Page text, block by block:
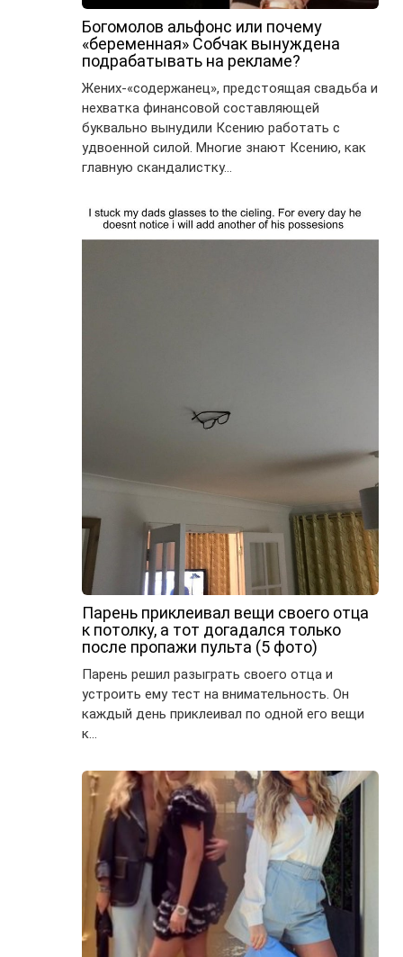
Богомолов альфонс или почему
«беременная» Собчак вынуждена
подрабатывать на рекламе?
Жених-«содержанец», предстоящая свадьба и
нехватка финансовой составляющей
буквально вынудили Ксению работать с
удвоенной силой. Многие знают Ксению, как
главную скандалистку…
Парень приклеивал вещи своего отца
к потолку, а тот догадался только
после пропажи пульта (5 фото)
Парень решил разыграть своего отца и
устроить ему тест на внимательность. Он
каждый день приклеивал по одной его вещи
к…